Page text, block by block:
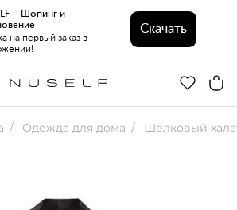
– Шопинг и
на первый заказ в
Скачать
Одежда для дома Шелковый